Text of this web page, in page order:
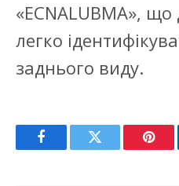
«ECNALUBMA», що
легко
заднього виду.
FacebookTwitter